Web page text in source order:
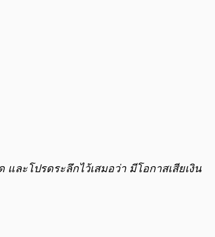
ละโปรดระลึกไว้เสมอว่า มีโอกาสเสียเงิน